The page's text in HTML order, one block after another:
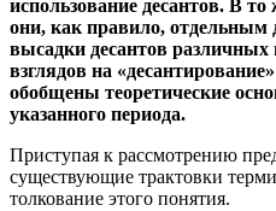
использование десантов. В
они, как правило, отдельным
высадки десантов
взглядов на
обобщены теоретические
указанного периода.
Приступая к рассмотрению
существующие трактовки
толкование этого понятия.